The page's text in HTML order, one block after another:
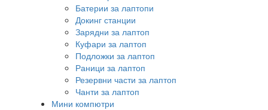
Батерии за лаптопи
Докинг станции
Зарядни за лаптоп
Куфари за лаптоп
Подложки за лаптоп
Раници за лаптоп
Резервни части за лаптоп
Чанти за лаптоп
Мини компютри